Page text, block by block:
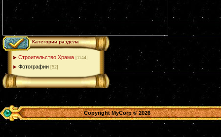
Категории раздела
Строительство Храма [1144]
Фотографии [52]
Copyright MyCorp © 2026